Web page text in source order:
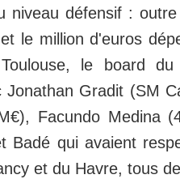
niveau défensif :
le million d'euros
le board
Jonathan Gradit (SM
Facundo Medina
Badé qui avaient
et du Havre, tous